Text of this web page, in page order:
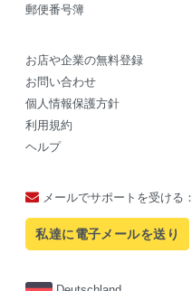
郵便番号簿
お店や企業の無料登録
お問い合わせ
個人情報保護方針
利用規約
ヘルプ
メールでサポートを受ける：
私達に電子メールを送り